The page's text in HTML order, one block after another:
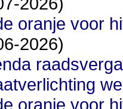
oranje voor
2026)
oranje voor